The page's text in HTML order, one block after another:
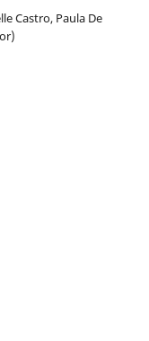
Castro, Paula De